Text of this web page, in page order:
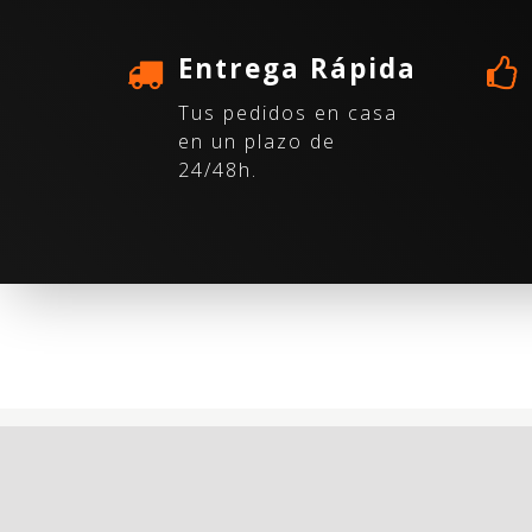
Entrega Rápida
Tus pedidos en casa
en un plazo de
24/48h.